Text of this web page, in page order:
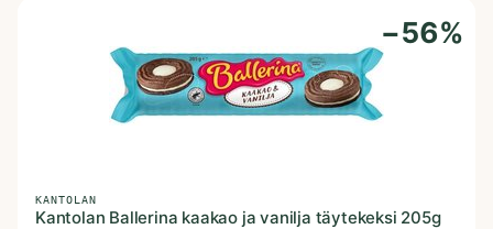
−56%
KANTOLAN
Kantolan Ballerina kaakao ja vanilja täytekeksi 205g